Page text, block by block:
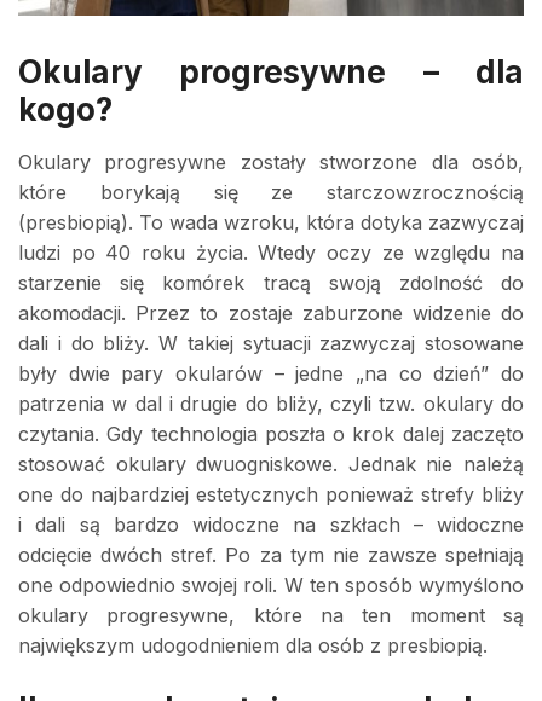
Okulary progresywne – dla
kogo?
Okulary progresywne zostały stworzone dla osób,
które borykają się ze starczowzrocznością
(presbiopią). To wada wzroku, która dotyka zazwyczaj
ludzi po 40 roku życia. Wtedy oczy ze względu na
starzenie się komórek tracą swoją zdolność do
akomodacji. Przez to zostaje zaburzone widzenie do
dali i do bliży. W takiej sytuacji zazwyczaj stosowane
były dwie pary okularów – jedne „na co dzień” do
patrzenia w dal i drugie do bliży, czyli tzw. okulary do
czytania. Gdy technologia poszła o krok dalej zaczęto
stosować okulary dwuogniskowe. Jednak nie należą
one do najbardziej estetycznych ponieważ strefy bliży
i dali są bardzo widoczne na szkłach – widoczne
odcięcie dwóch stref. Po za tym nie zawsze spełniają
one odpowiednio swojej roli. W ten sposób wymyślono
okulary progresywne, które na ten moment są
największym udogodnieniem dla osób z presbiopią.